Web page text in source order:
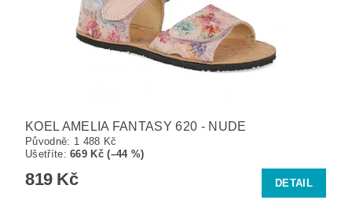
KOEL AMELIA FANTASY 620 - NUDE
Původně: 1 488 Kč
Ušetříte:669 Kč (–44 %)
819 Kč DETAIL